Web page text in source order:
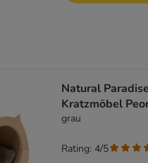
Natural Paradise
Kratzmöbel
grau
Rating: 4/5